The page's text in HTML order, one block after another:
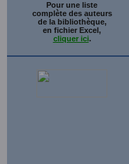
Pour une liste
complète des auteurs
de la bibliothèque,
en fichier Excel,
cliquer ici.